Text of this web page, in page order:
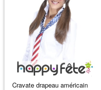
Cravate drapeau américain